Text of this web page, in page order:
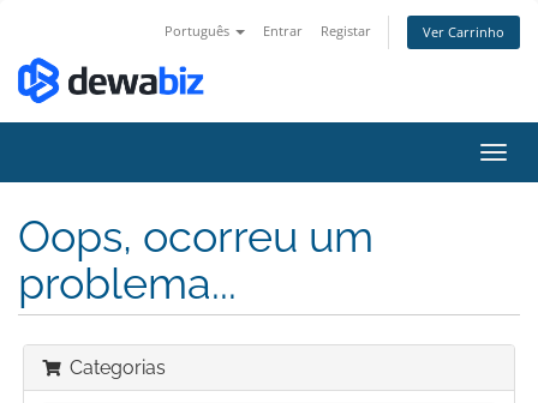
Português Entrar Registar Ver Carrinho
Oops, ocorreu um
problema...
Categorias